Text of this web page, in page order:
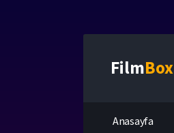
FilmBox
Anasayfa